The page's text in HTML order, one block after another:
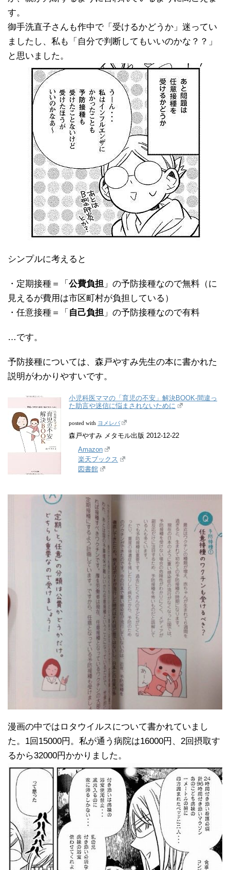
す。
御手洗直子さんも作中で「受けるかどうか」迷ってい
ましたし、私も「自分で判断してもいいのかな？？」
と思いました。
シンプルに考えると
・定期接種＝「 公費負担 」の予防接種なので無料（に
見えるが費用は市区町村が負担している）
・任意接種＝「 自己負担 」の予防接種なので有料
…です。
予防接種については、森戸やすみ先生の本に書かれた
説明がわかりやすいです。
小児科医ママの「育児の不安」解決BOOK‐間違っ
た助言や迷信に悩まされないために
posted with ヨメレバ
森戸やすみ メタモル出版 2012-12-22
Amazon
楽天ブックス
図書館
漫画の中ではロタウイルスについて書かれていまし
た。1回15000円。私が通う病院は16000円、2回摂取す
るから32000円かかりました。